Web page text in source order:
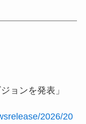
ョンを発表」
2026/20